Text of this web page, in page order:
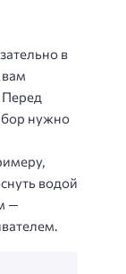
в
нужно
водой
—